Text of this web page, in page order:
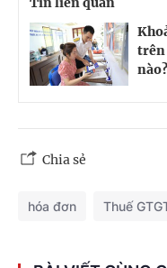
trên
nào?
Chia sẻ
hóa đơn Thuế